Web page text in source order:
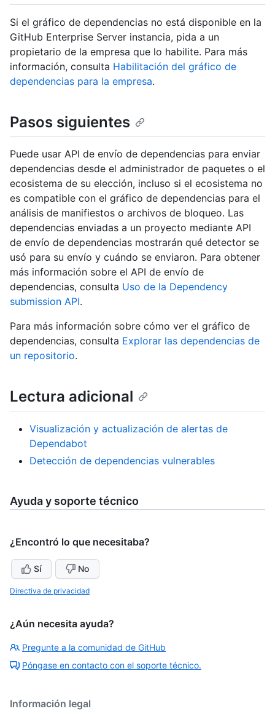
Si el gráfico de dependencias no está disponible en la
GitHub Enterprise Server instancia, pida a un
propietario de la empresa que lo habilite. Para más
información, consulta Habilitación del gráfico de
dependencias para la empresa.
Pasos siguientes
Puede usar API de envío de dependencias para enviar
dependencias desde el administrador de paquetes o el
ecosistema de su elección, incluso si el ecosistema no
es compatible con el gráfico de dependencias para el
análisis de manifiestos o archivos de bloqueo. Las
dependencias enviadas a un proyecto mediante API
de envío de dependencias mostrarán qué detector se
usó para su envío y cuándo se enviaron. Para obtener
más información sobre el API de envío de
dependencias, consulta Uso de la Dependency
submission API.
Para más información sobre cómo ver el gráfico de
dependencias, consulta Explorar las dependencias de
un repositorio.
Lectura adicional
Visualización y actualización de alertas de
Dependabot
Detección de dependencias vulnerables
Ayuda y soporte técnico
¿Encontró lo que necesitaba?
Sí No
Directiva de privacidad
¿Aún necesita ayuda?
Pregunte a la comunidad de GitHub
Póngase en contacto con el soporte técnico.
Información legal